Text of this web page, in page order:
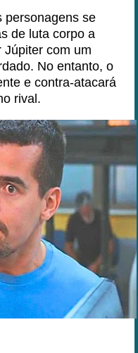
personagens se
de luta corpo a
Júpiter com um
No entanto, o
e contra-atacará
rival.